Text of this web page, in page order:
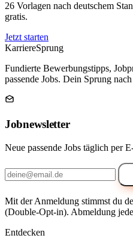
26 Vorlagen nach deutschem
gratis.
Jetzt starten
KarriereSprung
Fundierte Bewerbungstipps,
passende Jobs. Dein Sprung
Jobnewsletter
Neue passende Jobs täglich per
Mit der Anmeldung stimmst du
(Double-Opt-in). Abmeldung
Entdecken